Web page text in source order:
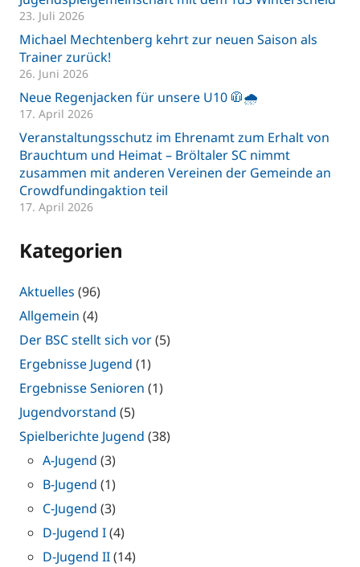
23. Juli 2026
Michael Mechtenberg kehrt zur neuen Saison als
Trainer zurück!
26. Juni 2026
Neue Regenjacken für unsere U10 🧥🌧️
17. April 2026
Veranstaltungsschutz im Ehrenamt zum Erhalt von
Brauchtum und Heimat – Bröltaler SC nimmt
zusammen mit anderen Vereinen der Gemeinde an
Crowdfundingaktion teil
17. April 2026
Kategorien
Aktuelles (96)
Allgemein (4)
Der BSC stellt sich vor(5)
Ergebnisse Jugend (1)
Ergebnisse Senioren (1)
Jugendvorstand (5)
Spielberichte Jugend (38)
A-Jugend (3)
B-Jugend (1)
C-Jugend (3)
D-Jugend I(4)
D-Jugend II(14)